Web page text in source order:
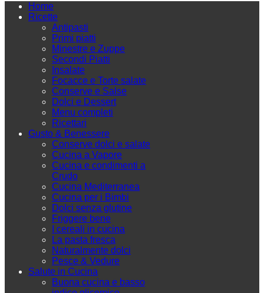
Home
Ricette
Antipasti
Primi piatti
Minestre e Zuppe
Secondi Piatti
Insalate
Focacce e Torte salate
Conserve e Salse
Dolci e Dessert
Menu completi
Ricettari
Gusto & Benessere
Conserve dolci e salate
Cucina a Vapore
Cucina e condimenti a
Crudo
Cucina Mediterranea
Cucina per i Bimbi
Dolci senza glutine
Friggere bene
I cereali in cucina
La pasta fresca
Naturalmente dolci
Pesce & Vedure
Salute in Cucina
Buona cucina e basso